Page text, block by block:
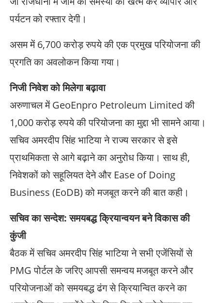
पर्यटन को रफ्तार देगी।
असम में 6,700 करोड़ रुपये की एक प्रमुख परियोजना की
प्रगति का अवलोकन किया गया।
निजी निवेश को मिलेगा बढ़ावा
अरुणाचल में GeoEnpro Petroleum Limited की
1,000 करोड़ रुपये की परियोजना का मुद्दा भी सामने आया।
सचिव अमरदीप सिंह भाटिया ने राज्य सरकार से इसे
प्राथमिकता से आगे बढ़ाने का अनुरोध किया। साथ ही,
निवेशकों को सहूलियत देने और Ease of Doing
Business (EoDB) को मजबूत करने की बात कही।
सचिव का सन्देश: समयबद्ध क्रियान्वयन बने विकास की
कुंजी
बैठक में सचिव अमरदीप सिंह भाटिया ने सभी एजेंसियों से
PMG पोर्टल के जरिए आपसी समन्वय मजबूत करने और
परियोजनाओं को समयबद्ध ढंग से क्रियान्वित करने का